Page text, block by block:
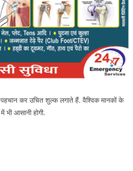
पहचान कर उचित शुल्क लगाते हैं. वैश्विक मानकों के
भी आसानी होगी.